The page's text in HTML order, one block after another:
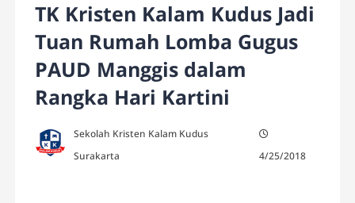
TK Kristen Kalam Kudus Jadi
Tuan Rumah Lomba Gugus
PAUD Manggis dalam
Rangka Hari Kartini
Sekolah Kristen Kalam Kudus
Surakarta
4/25/2018